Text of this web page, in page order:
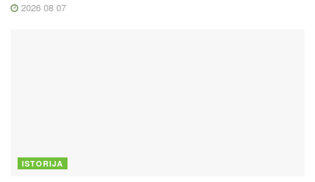
2026 08 07
ISTORIJA